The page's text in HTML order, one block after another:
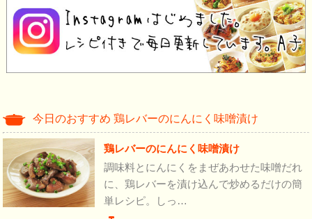
今日のおすすめ 鶏レバーのにんにく味噌漬け
鶏レバーのにんにく味噌漬け
調味料とにんにくをまぜあわせた味噌だれ
に、鶏レバーを漬け込んで炒めるだけの簡
単レシピ。しっ…